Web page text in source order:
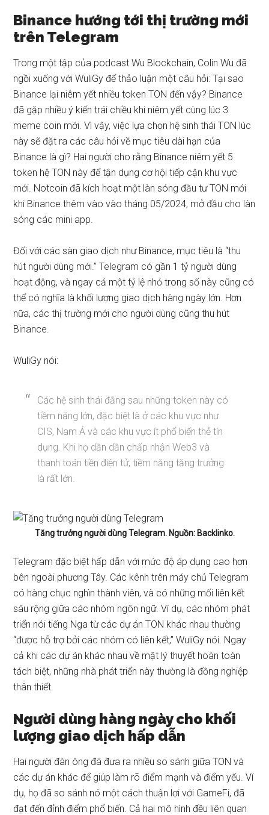
Binance hướng tới thị trường mới
trên Telegram
Trong một tập của podcast Wu Blockchain, Colin Wu đã
ngồi xuống với WuliGy để thảo luận một câu hỏi: Tại sao
Binance lại niêm yết nhiều token TON đến vậy? Binance
đã gặp nhiều ý kiến trái chiều khi niêm yết cùng lúc 3
meme coin mới. Vì vậy, việc lựa chọn hệ sinh thái TON lúc
này sẽ đặt ra các câu hỏi về mục tiêu dài hạn của
Binance là gì? Hai người cho rằng Binance niêm yết 5
token hệ TON này để tận dụng cơ hội tiếp cận khu vực
mới. Notcoin đã kích hoạt một làn sóng đầu tư TON mới
khi Binance thêm vào vào tháng 05/2024, mở đầu cho làn
sóng các mini app.
Đối với các sàn giao dịch như Binance, mục tiêu là “thu
hút người dùng mới.” Telegram có gần 1 tỷ người dùng
hoạt động, và ngay cả một tỷ lệ nhỏ trong số này cũng có
thể có nghĩa là khối lượng giao dịch hàng ngày lớn. Hơn
nữa, các thị trường mới cho người dùng cũng thu hút
Binance.
WuliGy nói:
Các hệ sinh thái đằng sau những token này có
tiềm năng lớn, đặc biệt là ở các khu vực như
CIS, Nam Á và các khu vực ít phổ biến thẻ tín
dụng. Khi họ dần dần chấp nhận Web3 và
thanh toán tiền điện tử, tiềm năng tăng trưởng
là rất lớn.
Tăng trưởng người dùng Telegram. Nguồn: Backlinko.
Telegram đặc biệt hấp dẫn với mức độ áp dụng cao hơn
bên ngoài phương Tây. Các kênh trên máy chủ Telegram
có hàng chục nghìn thành viên, và có những mối liên kết
sâu rộng giữa các nhóm ngôn ngữ. Ví dụ, các nhóm phát
triển nói tiếng Nga từ các dự án TON khác nhau thường
“được hỗ trợ bởi các nhóm có liên kết,” WuliGy nói. Ngay
cả khi các dự án khác nhau về mặt lý thuyết hoàn toàn
tách biệt, những nhà phát triển này thường là đồng nghiệp
thân thiết.
Người dùng hàng ngày cho khối
lượng giao dịch hấp dẫn
Hai người đàn ông đã đưa ra nhiều so sánh giữa TON và
các dự án khác để giúp làm rõ điểm mạnh và điểm yếu. Ví
dụ, họ đã so sánh nó một cách thuận lợi với GameFi, đã
đạt đến đỉnh điểm phổ biến. Cả hai mô hình đều liên quan